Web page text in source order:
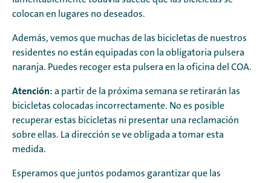
colocan en lugares no deseados.
Además, vemos que muchas de las bicicletas de nuestros
residentes no están equipadas con la obligatoria pulsera
naranja. Puedes recoger esta pulsera en la oficina del COA.
Atención: a partir de la próxima semana se retirarán las
bicicletas colocadas incorrectamente. No es posible
recuperar estas bicicletas ni presentar una reclamación
sobre ellas. La dirección se ve obligada a tomar esta
medida.
Esperamos que juntos podamos garantizar que las